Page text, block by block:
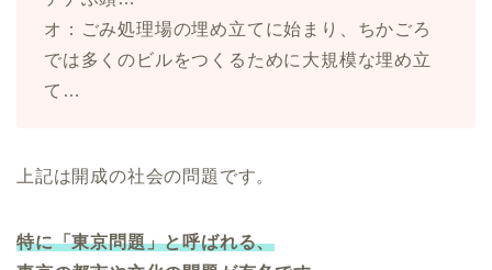
オ：ごみ処理場の埋め立てに始まり、ちかごろ
では多くのビルをつくるために大規模な埋め立
て…
上記は開成の社会の問題です。
特に「東京問題」と呼ばれる、